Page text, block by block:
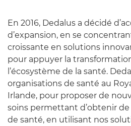
En 2016, Dedalus a décidé
d’expansion, en se
croissante en solutions
pour appuyer la
l’écosystème de la santé.
organisations de santé au
Irlande, pour proposer de
soins permettant d’obtenir
de santé, en utilisant nos